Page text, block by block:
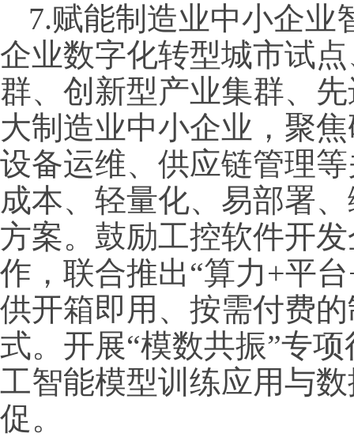
7.赋能制造业中小企业
企业数字化转型城市试
群、创新型产业集群、
大制造业中小企业，聚
设备运维、供应链管理
成本、轻量化、易部署
方案。鼓励工控软件开
作，联合推出“算力+平
供开箱即用、按需付费
式。开展“模数共振”专
工智能模型训练应用与
促。